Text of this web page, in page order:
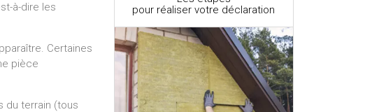
à-dire les
Certaines
pièce
du terrain (tous
pour réaliser votre déclaration